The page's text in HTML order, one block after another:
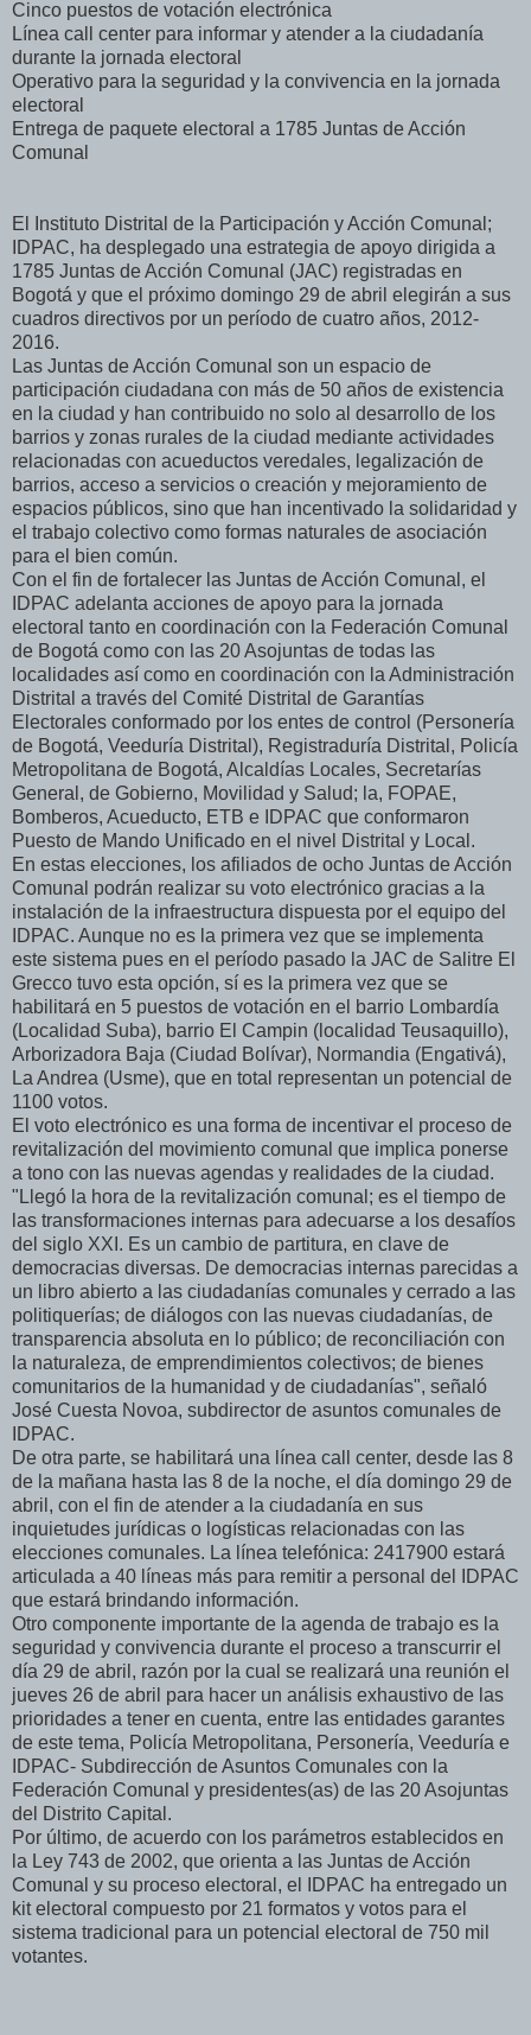
Cinco puestos de votación electrónica
Línea call center para informar y atender a la ciudadanía
durante la jornada electoral
Operativo para la seguridad y la convivencia en la jornada
electoral
Entrega de paquete electoral a 1785 Juntas de Acción
Comunal
El Instituto Distrital de la Participación y Acción Comunal;
IDPAC, ha desplegado una estrategia de apoyo dirigida a
1785 Juntas de Acción Comunal (JAC) registradas en
Bogotá y que el próximo domingo 29 de abril elegirán a sus
cuadros directivos por un período de cuatro años, 2012-
2016.
Las Juntas de Acción Comunal son un espacio de
participación ciudadana con más de 50 años de existencia
en la ciudad y han contribuido no solo al desarrollo de los
barrios y zonas rurales de la ciudad mediante actividades
relacionadas con acueductos veredales, legalización de
barrios, acceso a servicios o creación y mejoramiento de
espacios públicos, sino que han incentivado la solidaridad y
el trabajo colectivo como formas naturales de asociación
para el bien común.
Con el fin de fortalecer las Juntas de Acción Comunal, el
IDPAC adelanta acciones de apoyo para la jornada
electoral tanto en coordinación con la Federación Comunal
de Bogotá como con las 20 Asojuntas de todas las
localidades así como en coordinación con la Administración
Distrital a través del Comité Distrital de Garantías
Electorales conformado por los entes de control (Personería
de Bogotá, Veeduría Distrital), Registraduría Distrital, Policía
Metropolitana de Bogotá, Alcaldías Locales, Secretarías
General, de Gobierno, Movilidad y Salud; la, FOPAE,
Bomberos, Acueducto, ETB e IDPAC que conformaron
Puesto de Mando Unificado en el nivel Distrital y Local.
En estas elecciones, los afiliados de ocho Juntas de Acción
Comunal podrán realizar su voto electrónico gracias a la
instalación de la infraestructura dispuesta por el equipo del
IDPAC. Aunque no es la primera vez que se implementa
este sistema pues en el período pasado la JAC de Salitre El
Grecco tuvo esta opción, sí es la primera vez que se
habilitará en 5 puestos de votación en el barrio Lombardía
(Localidad Suba), barrio El Campin (localidad Teusaquillo),
Arborizadora Baja (Ciudad Bolívar), Normandia (Engativá),
La Andrea (Usme), que en total representan un potencial de
1100 votos.
El voto electrónico es una forma de incentivar el proceso de
revitalización del movimiento comunal que implica ponerse
a tono con las nuevas agendas y realidades de la ciudad.
"Llegó la hora de la revitalización comunal; es el tiempo de
las transformaciones internas para adecuarse a los desafíos
del siglo XXI. Es un cambio de partitura, en clave de
democracias diversas. De democracias internas parecidas a
un libro abierto a las ciudadanías comunales y cerrado a las
politiquerías; de diálogos con las nuevas ciudadanías, de
transparencia absoluta en lo público; de reconciliación con
la naturaleza, de emprendimientos colectivos; de bienes
comunitarios de la humanidad y de ciudadanías", señaló
José Cuesta Novoa, subdirector de asuntos comunales de
IDPAC.
De otra parte, se habilitará una línea call center, desde las 8
de la mañana hasta las 8 de la noche, el día domingo 29 de
abril, con el fin de atender a la ciudadanía en sus
inquietudes jurídicas o logísticas relacionadas con las
elecciones comunales. La línea telefónica: 2417900 estará
articulada a 40 líneas más para remitir a personal del IDPAC
que estará brindando información.
Otro componente importante de la agenda de trabajo es la
seguridad y convivencia durante el proceso a transcurrir el
día 29 de abril, razón por la cual se realizará una reunión el
jueves 26 de abril para hacer un análisis exhaustivo de las
prioridades a tener en cuenta, entre las entidades garantes
de este tema, Policía Metropolitana, Personería, Veeduría e
IDPAC- Subdirección de Asuntos Comunales con la
Federación Comunal y presidentes(as) de las 20 Asojuntas
del Distrito Capital.
Por último, de acuerdo con los parámetros establecidos en
la Ley 743 de 2002, que orienta a las Juntas de Acción
Comunal y su proceso electoral, el IDPAC ha entregado un
kit electoral compuesto por 21 formatos y votos para el
sistema tradicional para un potencial electoral de 750 mil
votantes.